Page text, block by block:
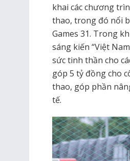
khai các chương
thao, trong đó nổi
Games 31. Trong
sáng kiến “Việt
sức tinh thần cho
góp 5 tỷ đồng cho
thao, góp phần
tế.